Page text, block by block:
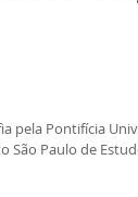
pela Pontifícia
Paulo de